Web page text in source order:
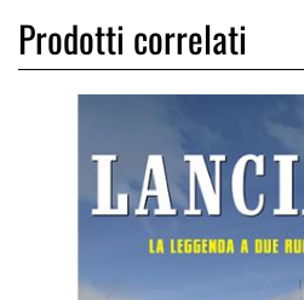
Prodotti correlati